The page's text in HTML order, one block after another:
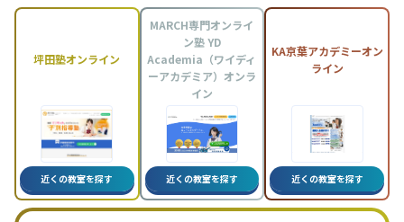
坪田塾オンライン
近くの教室を探す
MARCH専門オンライ
ン塾 YD
Academia（ワイディ
ーアカデミア）オンラ
イン
近くの教室を探す
KA京葉アカデミーオン
ライン
近くの教室を探す